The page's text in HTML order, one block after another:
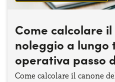
Come calcolare
noleggio a lungo
operativa passo
Come calcolare il canone